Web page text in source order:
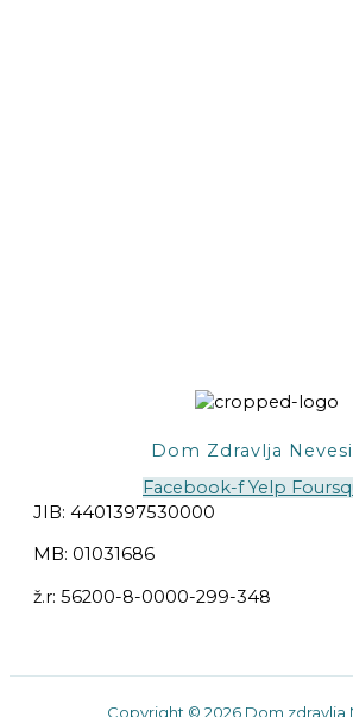
Dom Zdravlja
Facebook-f Yelp
JIB: 4401397530000
MB: 01031686
ž.r: 56200-8-0000-299-348
Copyright © 2026 Dom zdravlja